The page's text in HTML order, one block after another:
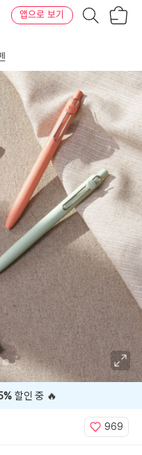
앱으로 보기
상품 ⭐️
969